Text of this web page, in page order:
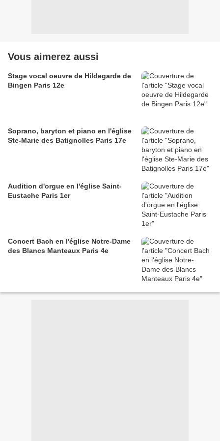
Vous aimerez aussi
Stage vocal oeuvre de Hildegarde de
Bingen Paris 12e
Soprano, baryton et piano en l'église
Ste-Marie des Batignolles Paris 17e
Audition d'orgue en l'église Saint-
Eustache Paris 1er
Concert Bach en l'église Notre-Dame
des Blancs Manteaux Paris 4e